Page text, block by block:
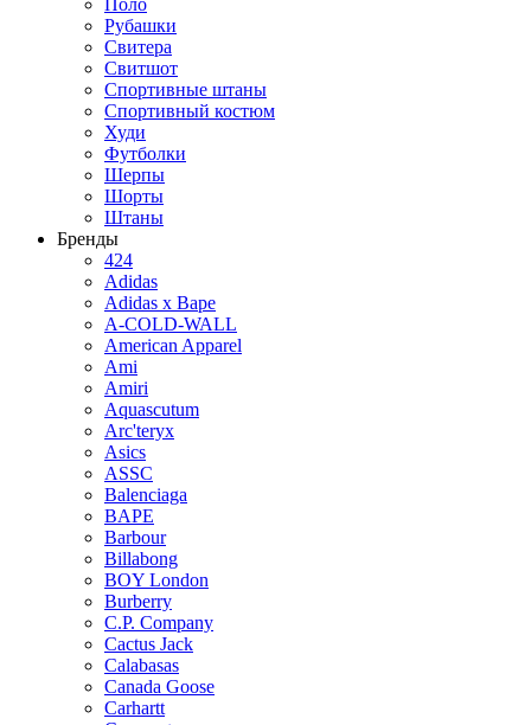
Поло
Рубашки
Свитера
Свитшот
Спортивные штаны
Спортивный костюм
Худи
Футболки
Шерпы
Шорты
Штаны
Бренды
424
Adidas
Adidas x Bape
A-COLD-WALL
American Apparel
Ami
Amiri
Aquascutum
Arc'teryx
Asics
ASSC
Balenciaga
BAPE
Barbour
Billabong
BOY London
Burberry
C.P. Company
Cactus Jack
Calabasas
Canada Goose
Carhartt